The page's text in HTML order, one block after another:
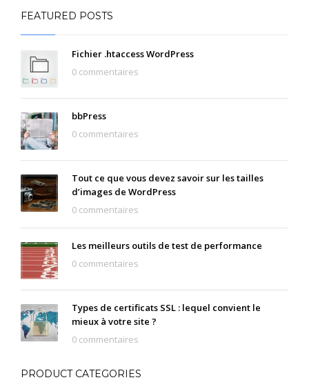
FEATURED POSTS
Fichier .htaccess WordPress
0 commentaires
bbPress
0 commentaires
Tout ce que vous devez savoir sur les tailles
d’images de WordPress
0 commentaires
Les meilleurs outils de test de performance
0 commentaires
Types de certificats SSL : lequel convient le
mieux à votre site ?
0 commentaires
PRODUCT CATEGORIES